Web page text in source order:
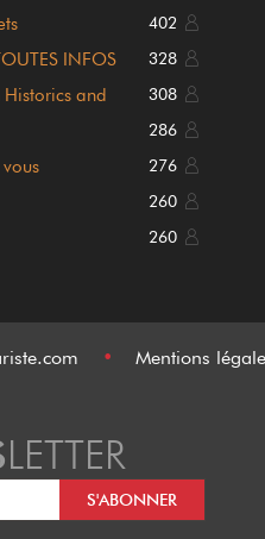
402
INFOS
328
and
308
286
276
260
260
• Mentions
LETTER